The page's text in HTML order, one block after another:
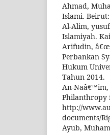
Ahmad,
Islami.
Al-Alim,
Islamiyah.
Arifudin,
Perbankan
Hukum
Tahun 2014.
An-
Philanthropy
http://
documents/
Ayub,